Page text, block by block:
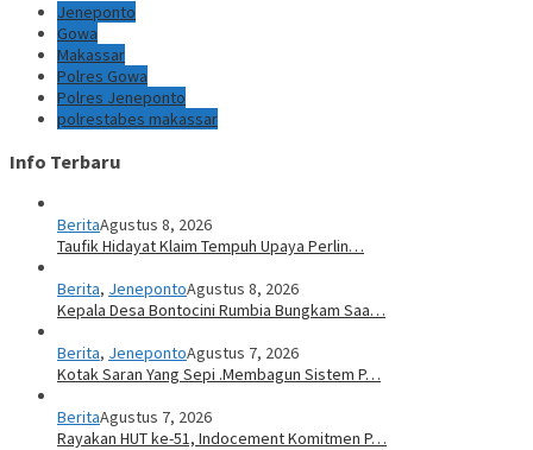
Jeneponto
Gowa
Makassar
Polres Gowa
Polres Jeneponto
polrestabes makassar
Info Terbaru
BeritaAgustus 8, 2026
Taufik Hidayat Klaim Tempuh Upaya Perlin…
Berita, JenepontoAgustus 8, 2026
Kepala Desa Bontocini Rumbia Bungkam Saa…
Berita, JenepontoAgustus 7, 2026
Kotak Saran Yang Sepi .Membagun Sistem P…
BeritaAgustus 7, 2026
Rayakan HUT ke-51, Indocement Komitmen P…